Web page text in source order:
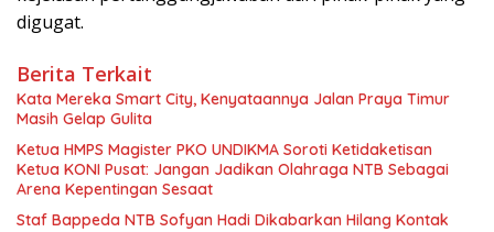
digugat.
Berita Terkait
Kata Mereka Smart City, Kenyataannya Jalan Praya Timur
Masih Gelap Gulita
Ketua HMPS Magister PKO UNDIKMA Soroti Ketidaketisan
Ketua KONI Pusat: Jangan Jadikan Olahraga NTB Sebagai
Arena Kepentingan Sesaat
Staf Bappeda NTB Sofyan Hadi Dikabarkan Hilang Kontak